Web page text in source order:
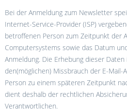
Bei der Anmeldung zum Newsletter
Internet-Service-Provider (ISP)
betroffenen Person zum Zeitpunkt der
Computersystems sowie das Datum
Anmeldung. Die Erhebung dieser
den(möglichen) Missbrauch der E-
Person zu einem späteren Zeitpunkt
dient deshalb der rechtlichen
Verantwortlichen.